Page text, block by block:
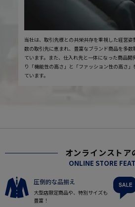
当社は、取引先様との共栄共存を重視した経営
数の取引先に恵まれ、豊富なブランド商品を多
ています。また、仕入れ先と一体になった商品
り「機能性の高さ」と「ファッション性の高さ
ています。
オンラインストア
ONLINE STORE
圧倒的な品揃え
大型店限定商品や、特別サイズも
豊富！